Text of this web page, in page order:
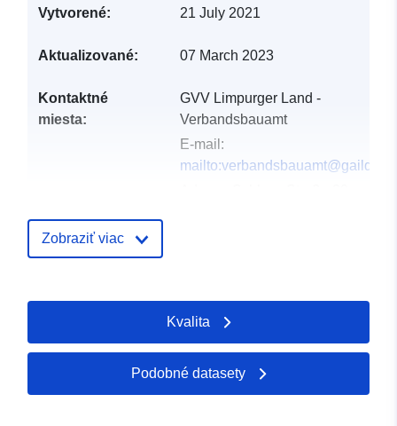
Vytvorené: 21 July 2021
Aktualizované: 07 March 2023
Kontaktné
miesta:
GVV Limpurger Land -
Verbandsbauamt
E-mail:
záznam:
2026
Aktualizované na základe
26 April 2026
Zemepisné
Súradnice: [ [ 9.7678507,
Zobraziť viac
Kvalita
Podobné datasety